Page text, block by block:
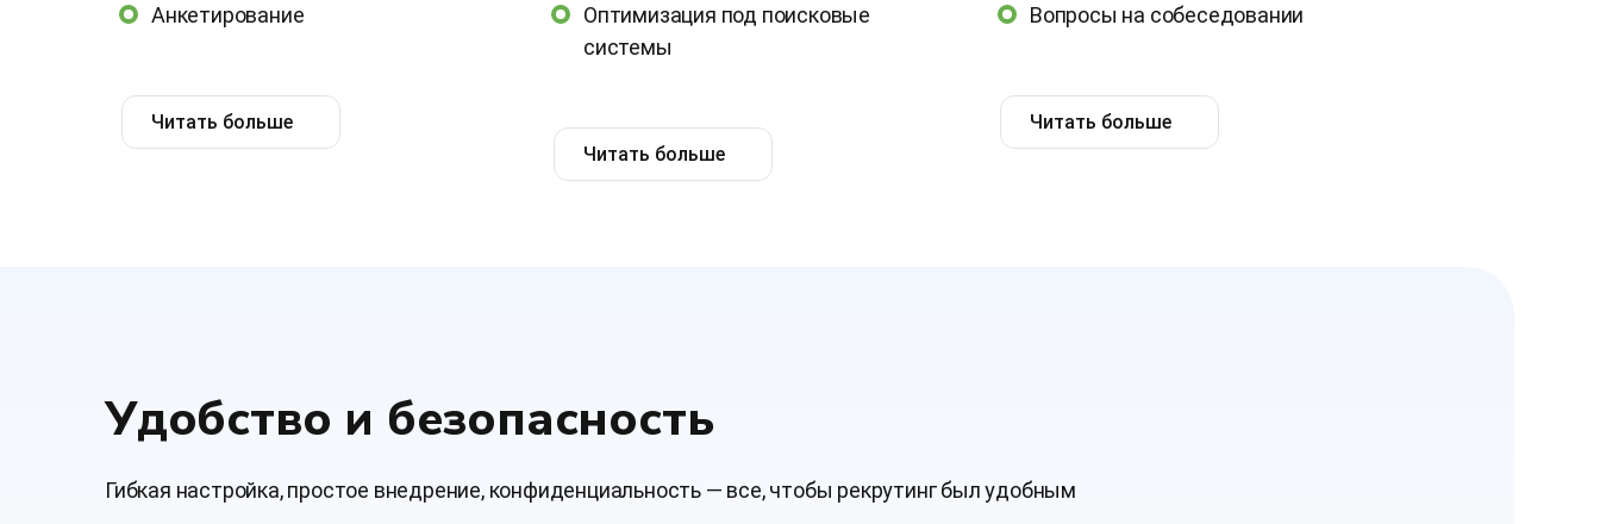
Анкетирование
Читать больше
Оптимизация под поисковые
системы
Читать больше
Вопросы на собеседовании
Читать больше
Удобство и безопасность
Гибкая настройка, простое внедрение, конфиденциальность — все, чтобы рекрутинг был удобным